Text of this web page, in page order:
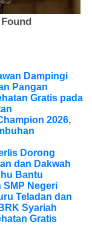
Dampingi
Pangan
Gratis pada
2026,
Dorong
dan Dakwah
Bantu
SMP Negeri
Teladan dan
Syariah
Gratis